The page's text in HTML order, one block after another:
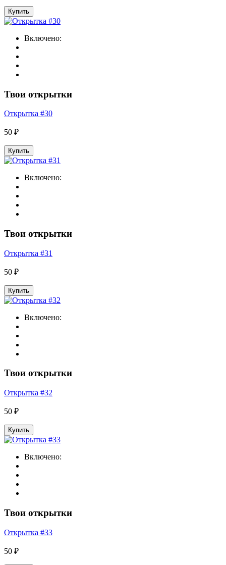
Купить
Включено:
Твои открытки
Открытка #30
50 ₽
Купить
Включено:
Твои открытки
Открытка #31
50 ₽
Купить
Включено:
Твои открытки
Открытка #32
50 ₽
Купить
Включено:
Твои открытки
Открытка #33
50 ₽